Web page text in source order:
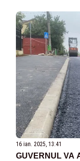
16 ian. 2025, 13:41
GUVERNUL VA